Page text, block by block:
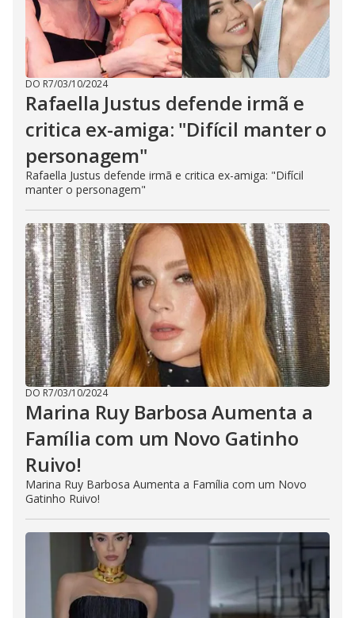
DO R7/03/10/2024
Rafaella Justus defende irmã e
critica ex-amiga: "Difícil manter o
personagem"
Rafaella Justus defende irmã e critica ex-amiga: "Difícil
manter o personagem"
DO R7/03/10/2024
Marina Ruy Barbosa Aumenta a
Família com um Novo Gatinho
Ruivo!
Marina Ruy Barbosa Aumenta a Família com um Novo
Gatinho Ruivo!